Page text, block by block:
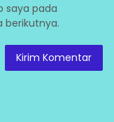
saya pada
berikutnya.